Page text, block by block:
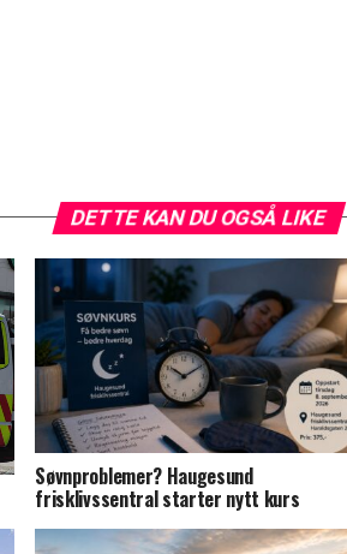
DETTE KAN DU OGSÅ LIKE
Søvnproblemer? Haugesund
frisklivssentral starter nytt kurs